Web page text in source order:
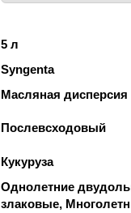
5 л
Syngenta
Масляная дисперсия
Послевсходовый
Кукуруза
Однолетние
злаковые,